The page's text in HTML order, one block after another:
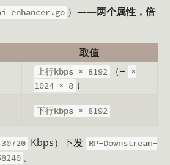
）——两个属性，倍
取值
上行kbps × 8192 （= ×
1024 × 8 ）
下行kbps × 8192
30720 Kbps）下发 RP-Downstream-
。